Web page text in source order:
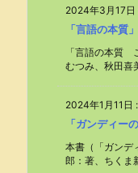
2024年3月17日
「言語の本質
「言語の本質
むつみ、秋田喜
2024年1月11日 :
「ガンディー
本書（「ガン
郎：著、ちくま